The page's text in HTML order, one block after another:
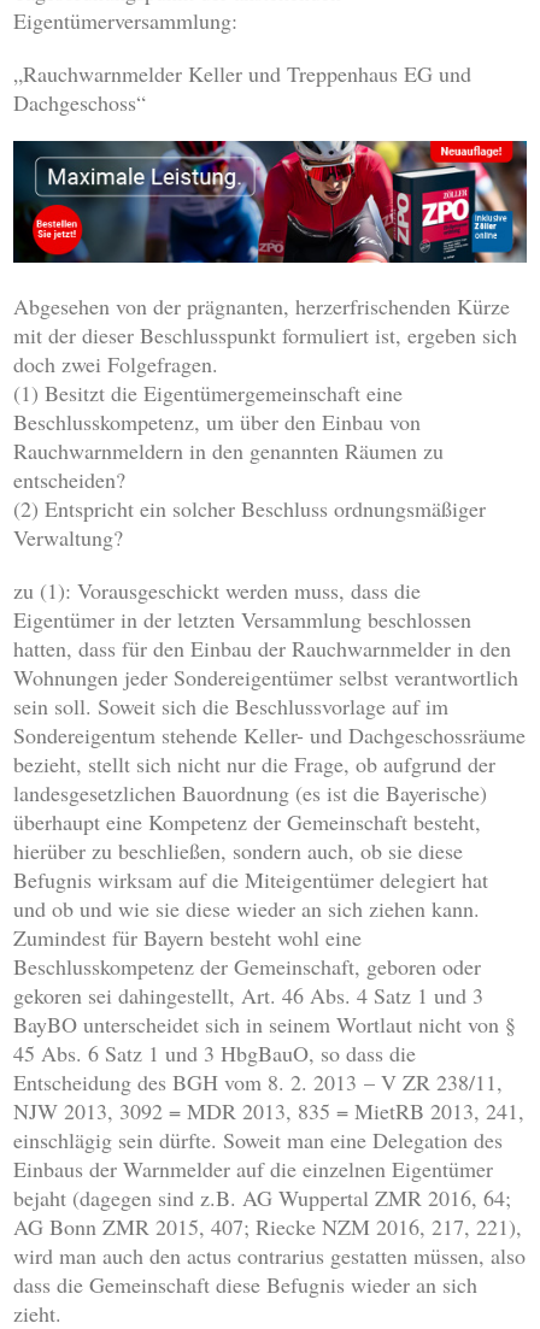
Eigentümerversammlung:
„Rauchwarnmelder Keller und Treppenhaus EG und
Dachgeschoss“
Abgesehen von der prägnanten, herzerfrischenden Kürze
mit der dieser Beschlusspunkt formuliert ist, ergeben sich
doch zwei Folgefragen.
(1) Besitzt die Eigentümergemeinschaft eine
Beschlusskompetenz, um über den Einbau von
Rauchwarnmeldern in den genannten Räumen zu
entscheiden?
(2) Entspricht ein solcher Beschluss ordnungsmäßiger
Verwaltung?
zu (1): Vorausgeschickt werden muss, dass die
Eigentümer in der letzten Versammlung beschlossen
hatten, dass für den Einbau der Rauchwarnmelder in den
Wohnungen jeder Sondereigentümer selbst verantwortlich
sein soll. Soweit sich die Beschlussvorlage auf im
Sondereigentum stehende Keller- und Dachgeschossräume
bezieht, stellt sich nicht nur die Frage, ob aufgrund der
landesgesetzlichen Bauordnung (es ist die Bayerische)
überhaupt eine Kompetenz der Gemeinschaft besteht,
hierüber zu beschließen, sondern auch, ob sie diese
Befugnis wirksam auf die Miteigentümer delegiert hat
und ob und wie sie diese wieder an sich ziehen kann.
Zumindest für Bayern besteht wohl eine
Beschlusskompetenz der Gemeinschaft, geboren oder
gekoren sei dahingestellt, Art. 46 Abs. 4 Satz 1 und 3
BayBO unterscheidet sich in seinem Wortlaut nicht von §
45 Abs. 6 Satz 1 und 3 HbgBauO, so dass die
Entscheidung des BGH vom 8. 2. 2013 –V ZR 238/11,
NJW 2013, 3092 = MDR 2013, 835 = MietRB 2013, 241,
einschlägig sein dürfte. Soweit man eine Delegation des
Einbaus der Warnmelder auf die einzelnen Eigentümer
bejaht (dagegen sind z.B. AG Wuppertal ZMR 2016, 64;
AG Bonn ZMR 2015, 407; Riecke NZM 2016, 217, 221),
wird man auch den actus contrarius gestatten müssen, also
dass die Gemeinschaft diese Befugnis wieder an sich
zieht.